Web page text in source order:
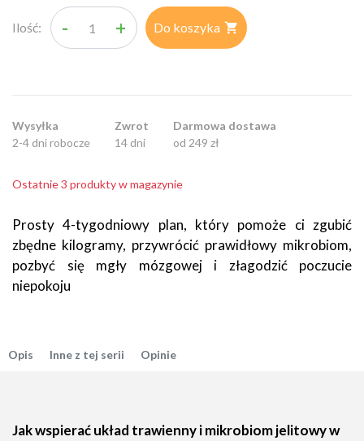
Ilość: - + Do koszyka 
Wysyłka
2-4 dni robocze
Zwrot
14 dni
Darmowa dostawa
od 249 zł
Ostatnie 3 produkty w magazynie
Prosty 4-tygodniowy plan, który pomoże ci zgubić
zbędne kilogramy, przywrócić prawidłowy mikrobiom,
pozbyć się mgły mózgowej i złagodzić poczucie
niepokoju
Opis Inne z tej serii Opinie
Jak wspierać układ trawienny i mikrobiom jelitowy w